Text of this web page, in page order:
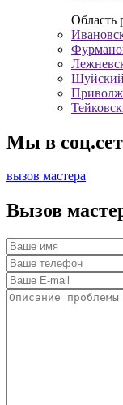
Область
Шуйский
Мы в
вызов мастера
Вызов